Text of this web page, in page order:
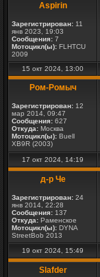
Aspirin
Зарегистрирован: 11
янв 2023, 19:03
Сообщения: 7
Мотоцикл(ы): FLHTCU
2009
15 окт 2024, 13:00
Ром-Ромыч
Зарегистрирован: 12
мар 2014, 09:47
Сообщения: 627
Откуда: Москва
Мотоцикл(ы): Buell
XB9R (2003)
17 окт 2024, 14:19
д-р Че
Зарегистрирован: 24
янв 2014, 22:28
Сообщения: 137
Откуда: Раменское
Мотоцикл(ы): DYNA
StreetBob 2013
19 окт 2024, 15:49
Slafder